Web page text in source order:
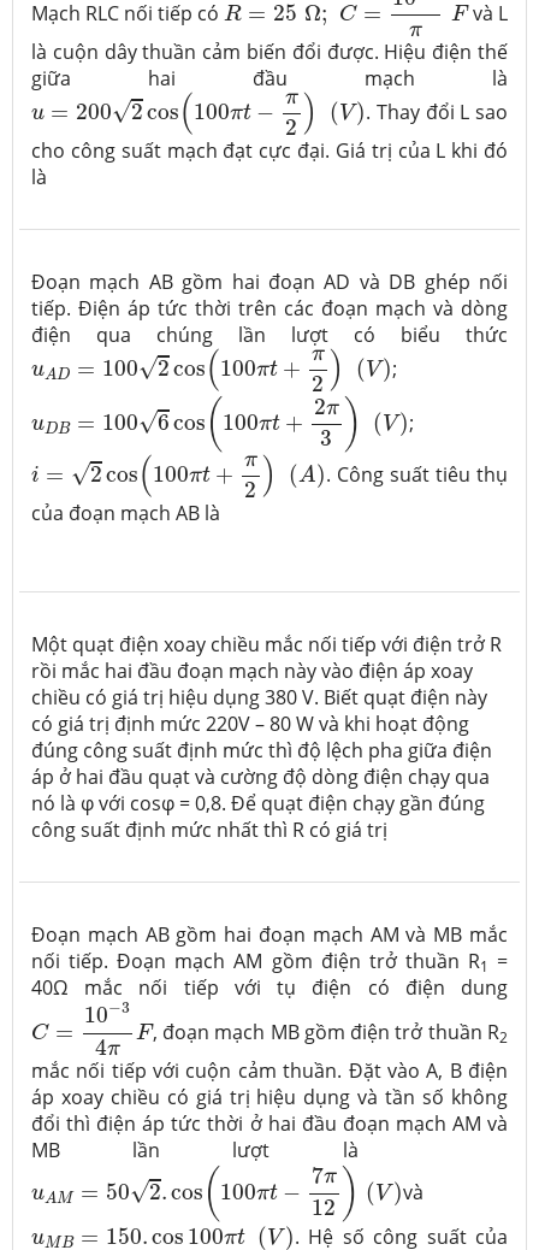
Mạch RLC nối tiếp cóR = 25 Ω; C =
π
Fvà L
là cuộn dây thuần cảm biến đổi được. Hiệu điện thế
giữa hai đầu mạch là
u = 200√2cos(100πt −
π
2 ) ( V)
u=200 cos(100 2)(V)
. Thay đổi L sao
cho công suất mạch đạt cực đại. Giá trị của L khi đó
là
Đoạn mạch AB gồm hai đoạn AD và DB ghép nối
tiếp. Điện áp tức thời trên các đoạn mạch và dòng
điện qua chúng lần lượt có biểu thức
uAD = 100√2cos(100πt +
π
2 ) ( V)
uAD 100 cos(100 t+π )(V)
;
uDB = 100√6cos ( 100πt +
2π
3 ) ( V)
100 (V)
;
i = √2cos(100πt +
π
2 ) (A)
cos( 100π )( )
. Công suất tiêu thụ
của đoạn mạch AB là
Một quạt điện xoay chiều mắc nối tiếp với điện trở R
rồi mắc hai đầu đoạn mạch này vào điện áp xoay
chiều có giá trị hiệu dụng 380 V. Biết quạt điện này
có giá trị định mức 220V – 80 W và khi hoạt động
đúng công suất định mức thì độ lệch pha giữa điện
áp ở hai đầu quạt và cường độ dòng điện chạy qua
nó là φ với cosφ = 0,8. Để quạt điện chạy gần đúng
công suất định mức nhất thì R có giá trị
Đoạn mạch AB gồm hai đoạn mạch AM và MB mắc
nối tiếp. Đoạn mạch AM gồm điện trở thuần R1 =
40Ω mắc nối tiếp với tụ điện có điện dung
C =
10−3
4π
F
C=10 −34π F
, đoạn mạch MB gồm điện trở thuần R2
mắc nối tiếp với cuộn cảm thuần. Đặt vào A, B điện
áp xoay chiều có giá trị hiệu dụng và tần số không
đổi thì điện áp tức thời ở hai đầu đoạn mạch AM và
MB lần lượt là
uAM = 50√2.cos ( 100πt −
7π
12 ) ( V)
uA .cos 100 πt−7 )(V)
và
uMB = 150.cos 100πt ( V)
u 150.cos100πt(V ) . Hệ số công suất của